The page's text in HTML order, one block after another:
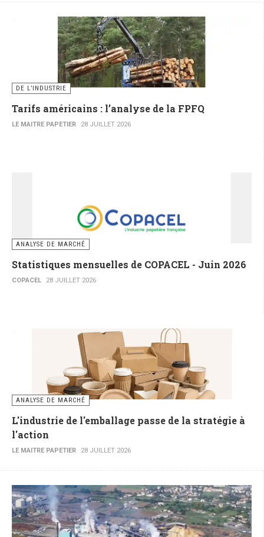
DE L’INDUSTRIE
Tarifs américains : l’analyse de la FPFQ
LE MAITRE PAPETIER 28 JUILLET 2026
ANALYSE DE MARCHÉ
Statistiques mensuelles de COPACEL - Juin 2026
COPACEL 28 JUILLET 2026
ANALYSE DE MARCHÉ
L'industrie de l'emballage passe de la stratégie à
l'action
LE MAITRE PAPETIER 28 JUILLET 2026